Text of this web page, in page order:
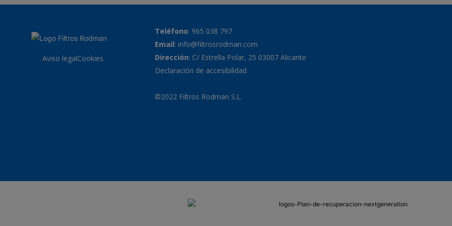
Aviso legalCookies
Teléfono: 965 038 797
Email: info@filtrosrodman.com
Dirección: C/ Estrella Polar, 25 03007 Alicante
Declaración de accesibilidad
©2022 Filtros Rodman S.L.